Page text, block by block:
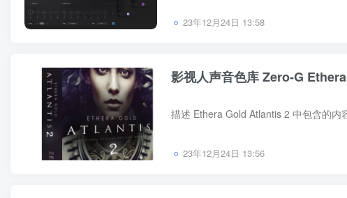
23年12月24日 13:58
影视人声音色库 Zero-G
23年12月24日 13:56